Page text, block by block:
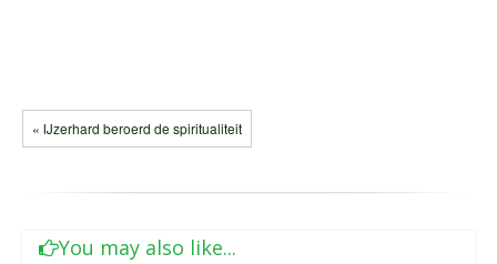
« IJzerhard beroerd de spiritualiteit
You may also like...